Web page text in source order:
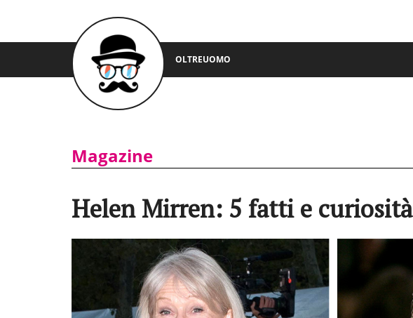
OLTREUOMO
Magazine
Helen Mirren: 5 fatti e curiosità